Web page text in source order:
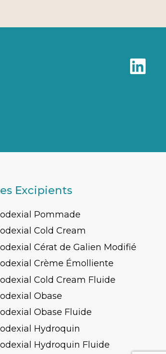
Excipients
Pommade
Cold Cream
Cérat de Galien Modifié
Crème Émolliente
Cold Cream Fluide
Obase
Obase Fluide
Hydroquin
Hydroquin Fluide